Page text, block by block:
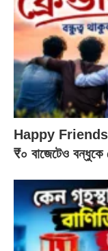
Happy
₹০ বাজেটেও বন্ধুকে